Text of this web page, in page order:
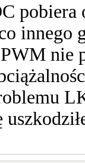
pobiera
nie